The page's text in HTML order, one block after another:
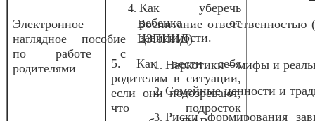
Электронное
наглядное пособие
по работе с
родителями
Воспитание
ЦЗПИИД)
Наркотики – мифы и
Семейные ценности и
Риски формирования
Как уберечь
ребенка от
зависимости.
5. Как вести себя
родителям в ситуации,
если они подозревают,
что подросток